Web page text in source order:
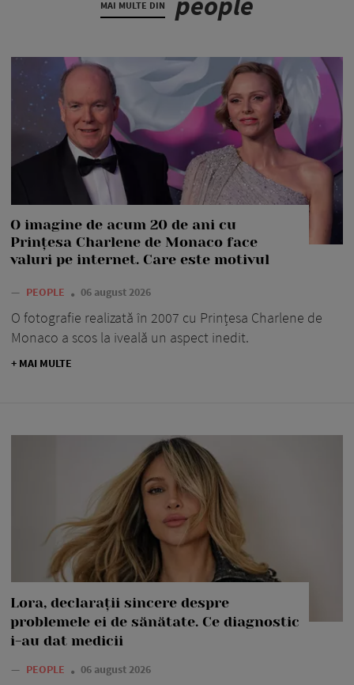
MAI MULTE DIN
O imagine de acum 20 de ani cu
Prințesa Charlene de Monaco face
valuri pe internet. Care este motivul
— PEOPLE 06 august 2026
O fotografie realizată în 2007 cu Prințesa Charlene de
Monaco a scos la iveală un aspect inedit.
+ MAI MULTE
Lora, declarații sincere despre
problemele ei de sănătate. Ce diagnostic
i-au dat medicii
— PEOPLE 06 august 2026